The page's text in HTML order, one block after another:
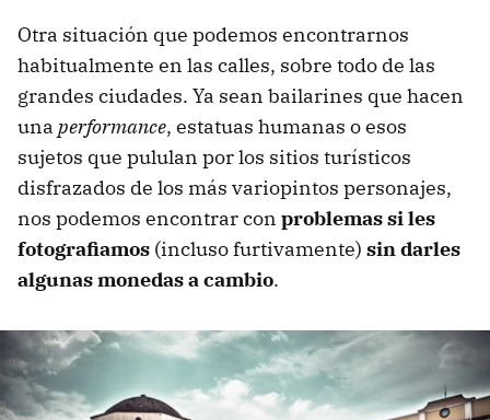
Otra situación que podemos encontrarnos
habitualmente en las calles, sobre todo de las
grandes ciudades. Ya sean bailarines que hacen
una performance, estatuas humanas o esos
sujetos que pululan por los sitios turísticos
disfrazados de los más variopintos personajes,
nos podemos encontrar con problemas si les
fotografiamos (incluso furtivamente) sin darles
algunas monedas a cambio.